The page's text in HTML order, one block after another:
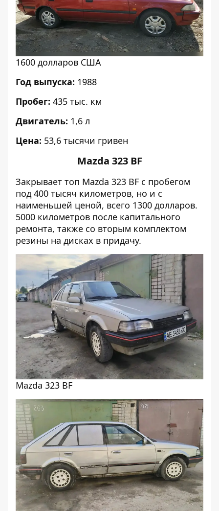
1600 долларов США
Год выпуска: 1988
Пробег: 435 тыс. км
Двигатель: 1,6 л
Цена: 53,6 тысячи гривен
Mazda 323 BF
Закрывает топ Mazda 323 BF с пробегом
под 400 тысяч километров, но и с
наименьшей ценой, всего 1300 долларов.
5000 километров после капитального
ремонта, также со вторым комплектом
резины на дисках в придачу.
Mazda 323 BF